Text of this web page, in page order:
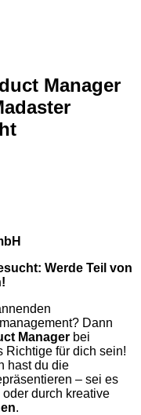
Manager
Werde Teil von
Dann
Manager bei
Richtige für dich sein!
hast du die
– sei es
durch kreative
.